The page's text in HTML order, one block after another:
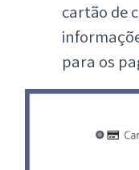
cartão de
para os